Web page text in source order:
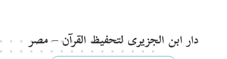
دار ابن الجزيرى لتحفيظ القرآن – مصر